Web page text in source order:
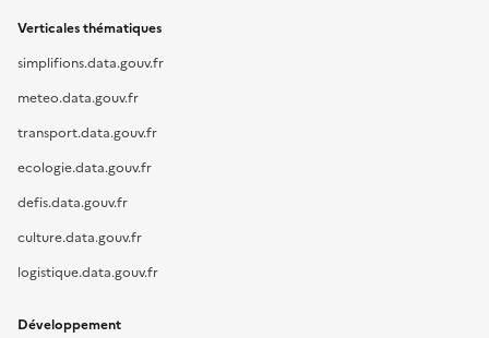
Verticales thématiques
simplifions.data.gouv.fr
meteo.data.gouv.fr
transport.data.gouv.fr
ecologie.data.gouv.fr
defis.data.gouv.fr
culture.data.gouv.fr
logistique.data.gouv.fr
Développement